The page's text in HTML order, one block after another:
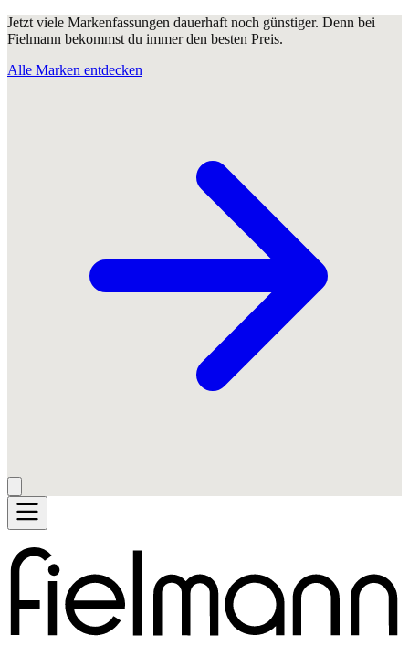
Jetzt viele Markenfassungen dauerhaft noch günstiger. Denn bei
Fielmann bekommst du immer den besten Preis.
Alle Marken entdecken